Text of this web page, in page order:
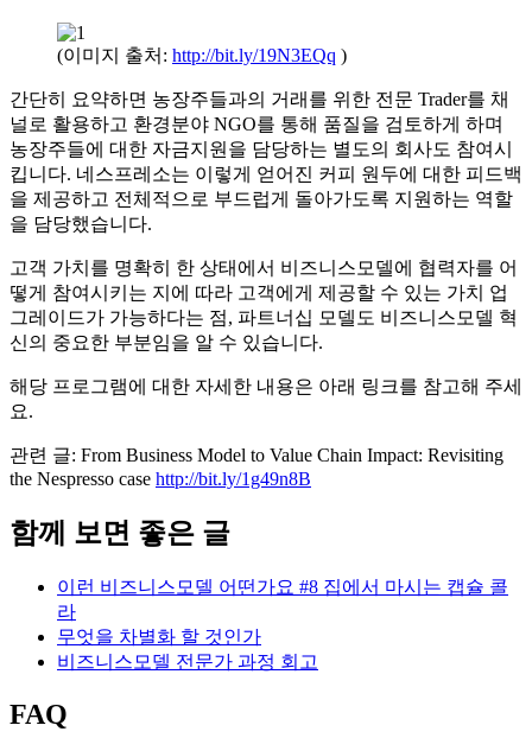
(이미지 출처: http://bit.ly/19N3EQq )
간단히 요약하면 농장주들과의 거래를 위한 전문 Trader를 채
널로 활용하고 환경분야 NGO를 통해 품질을 검토하게 하며
농장주들에 대한 자금지원을 담당하는 별도의 회사도 참여시
킵니다. 네스프레소는 이렇게 얻어진 커피 원두에 대한 피드백
을 제공하고 전체적으로 부드럽게 돌아가도록 지원하는 역할
을 담당했습니다.
고객 가치를 명확히 한 상태에서 비즈니스모델에 협력자를 어
떻게 참여시키는 지에 따라 고객에게 제공할 수 있는 가치 업
그레이드가 가능하다는 점, 파트너십 모델도 비즈니스모델 혁
신의 중요한 부분임을 알 수 있습니다.
해당 프로그램에 대한 자세한 내용은 아래 링크를 참고해 주세
요.
관련 글: From Business Model to Value Chain Impact: Revisiting
the Nespresso case http://bit.ly/1g49n8B
함께 보면 좋은 글
이런 비즈니스모델 어떤가요 #8 집에서 마시는 캡슐 콜
라
무엇을 차별화 할 것인가
비즈니스모델 전문가 과정 회고
FAQ